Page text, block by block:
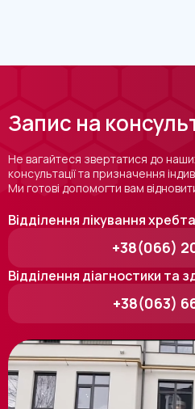
Запис на
Не вагайтеся звертатися до
консультації та призначення
Ми готові допомогти вам
Відділення лікування хребта
+38(066)
Відділення діагностики та
+38(063)